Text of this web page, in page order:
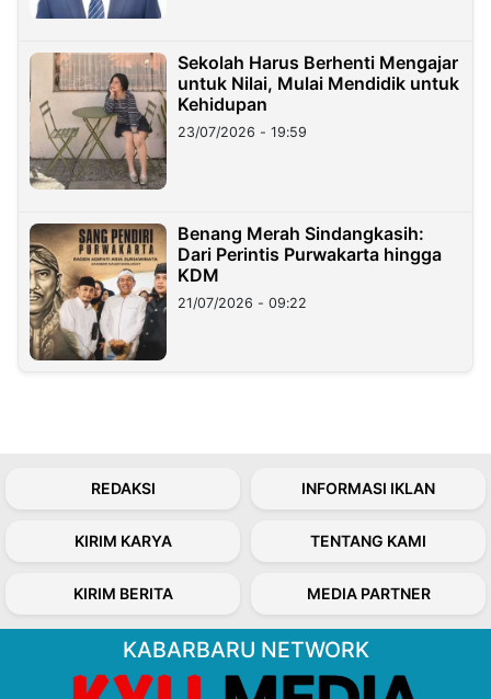
Sekolah Harus Berhenti Mengajar
untuk Nilai, Mulai Mendidik untuk
Kehidupan
23/07/2026 - 19:59
Benang Merah Sindangkasih:
Dari Perintis Purwakarta hingga
KDM
21/07/2026 - 09:22
REDAKSI INFORMASI IKLAN
KIRIM KARYA TENTANG KAMI
KIRIM BERITA MEDIA PARTNER
KABARBARU NETWORK